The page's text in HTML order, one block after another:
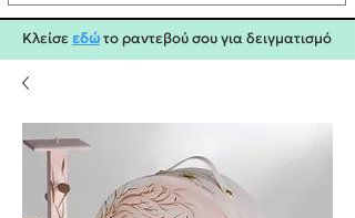
Κλείσεεδώτο ραντεβού σου για δειγματισμό